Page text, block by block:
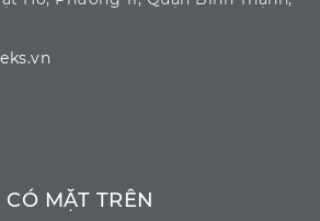
MẶT TRÊN